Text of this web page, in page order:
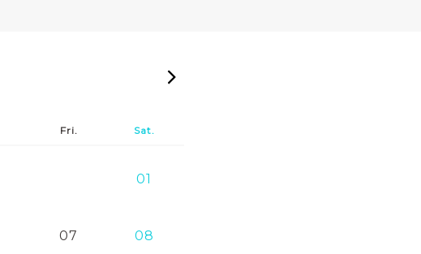
Fri. Sat.
01
07 08